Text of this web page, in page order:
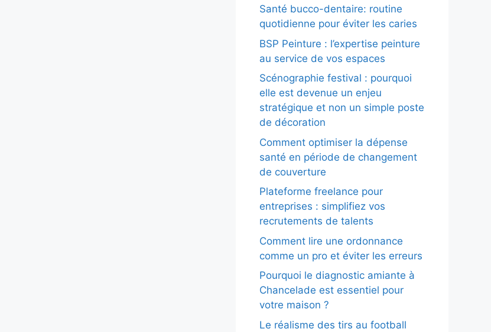
Santé bucco-dentaire: routine
quotidienne pour éviter les caries
BSP Peinture : l’expertise peinture
au service de vos espaces
Scénographie festival : pourquoi
elle est devenue un enjeu
stratégique et non un simple poste
de décoration
Comment optimiser la dépense
santé en période de changement
de couverture
Plateforme freelance pour
entreprises : simplifiez vos
recrutements de talents
Comment lire une ordonnance
comme un pro et éviter les erreurs
Pourquoi le diagnostic amiante à
Chancelade est essentiel pour
votre maison ?
Le réalisme des tirs au football